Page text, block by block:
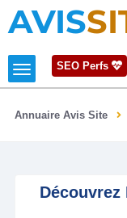
AVIS
SEO Perfs
Annuaire Avis Site
Découvrez